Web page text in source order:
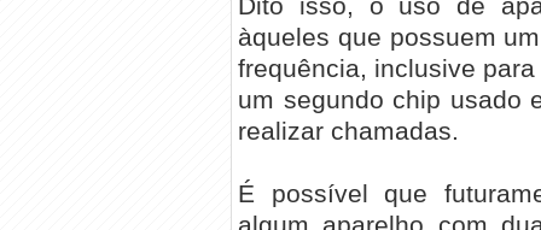
àqueles que possuem
frequência, inclusive
um segundo chip usado
realizar chamadas.
É possível que